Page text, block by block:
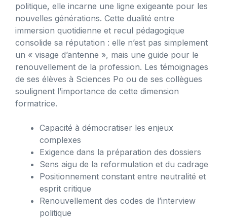
politique, elle incarne une ligne exigeante pour les
nouvelles générations. Cette dualité entre
immersion quotidienne et recul pédagogique
consolide sa réputation : elle n’est pas simplement
un « visage d’antenne », mais une guide pour le
renouvellement de la profession. Les témoignages
de ses élèves à Sciences Po ou de ses collègues
soulignent l’importance de cette dimension
formatrice.
Capacité à démocratiser les enjeux
complexes
Exigence dans la préparation des dossiers
Sens aigu de la reformulation et du cadrage
Positionnement constant entre neutralité et
esprit critique
Renouvellement des codes de l’interview
politique